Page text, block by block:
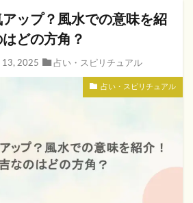
ップ？風水での意味を紹
どの方角？
13, 2025 占い・スピリチュアル
占い・スピリチュアル